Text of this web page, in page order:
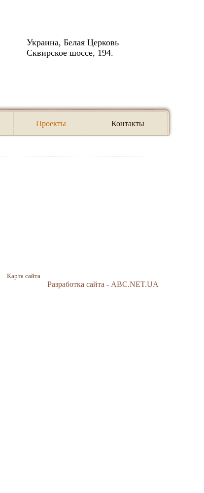
Украина, Белая Церковь
Сквирское шоссе, 194.
Проекты Контакты
Карта сайта
Разработка сайта - ABC.NET.UA